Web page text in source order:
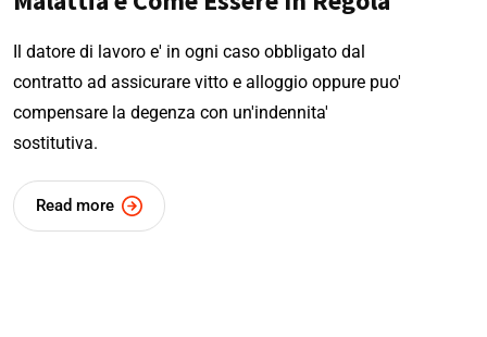
Il datore di lavoro e' in ogni caso obbligato dal
contratto ad assicurare vitto e alloggio oppure puo'
compensare la degenza con un'indennita'
sostitutiva.
Read more